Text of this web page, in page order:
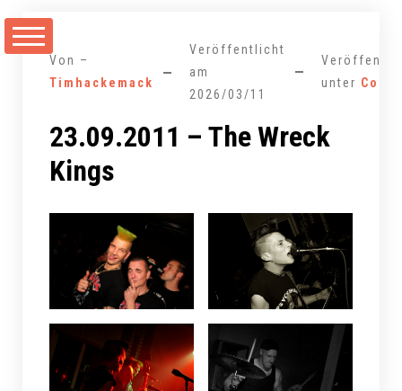
Inhalt
springenVon –
Timhackemack
Veröffentlicht
am
2026/03/11
unter
23.09.2011 – The Wreck
Kings